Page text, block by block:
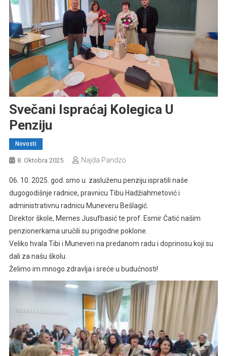
Svečani Ispraćaj Kolegica U
Penziju
Novosti
8. Oktobra 2025. Najda Pandzo
06. 10. 2025. god. smo u zasluženu penziju ispratili naše
dugogodišnje radnice, pravnicu Tibu Hadžiahmetović i
administrativnu radnicu Muneveru Bešlagić.
Direktor škole, Mernes Jusufbasić te prof. Esmir Ćatić našim
penzionerkama uručili su prigodne poklone.
Veliko hvala Tibi i Muneveri na predanom radu i doprinosu koji su
dali za našu školu.
Želimo im mnogo zdravlja i sreće u budućnosti!